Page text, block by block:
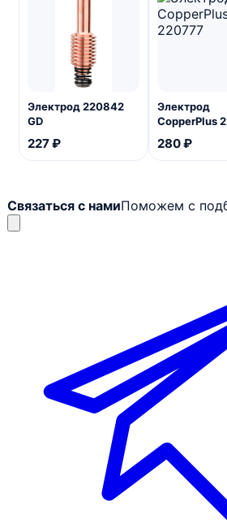
Электрод 220842
GD
227 ₽
Электрод
CopperPlus
280 ₽
Связаться с намиПоможем с